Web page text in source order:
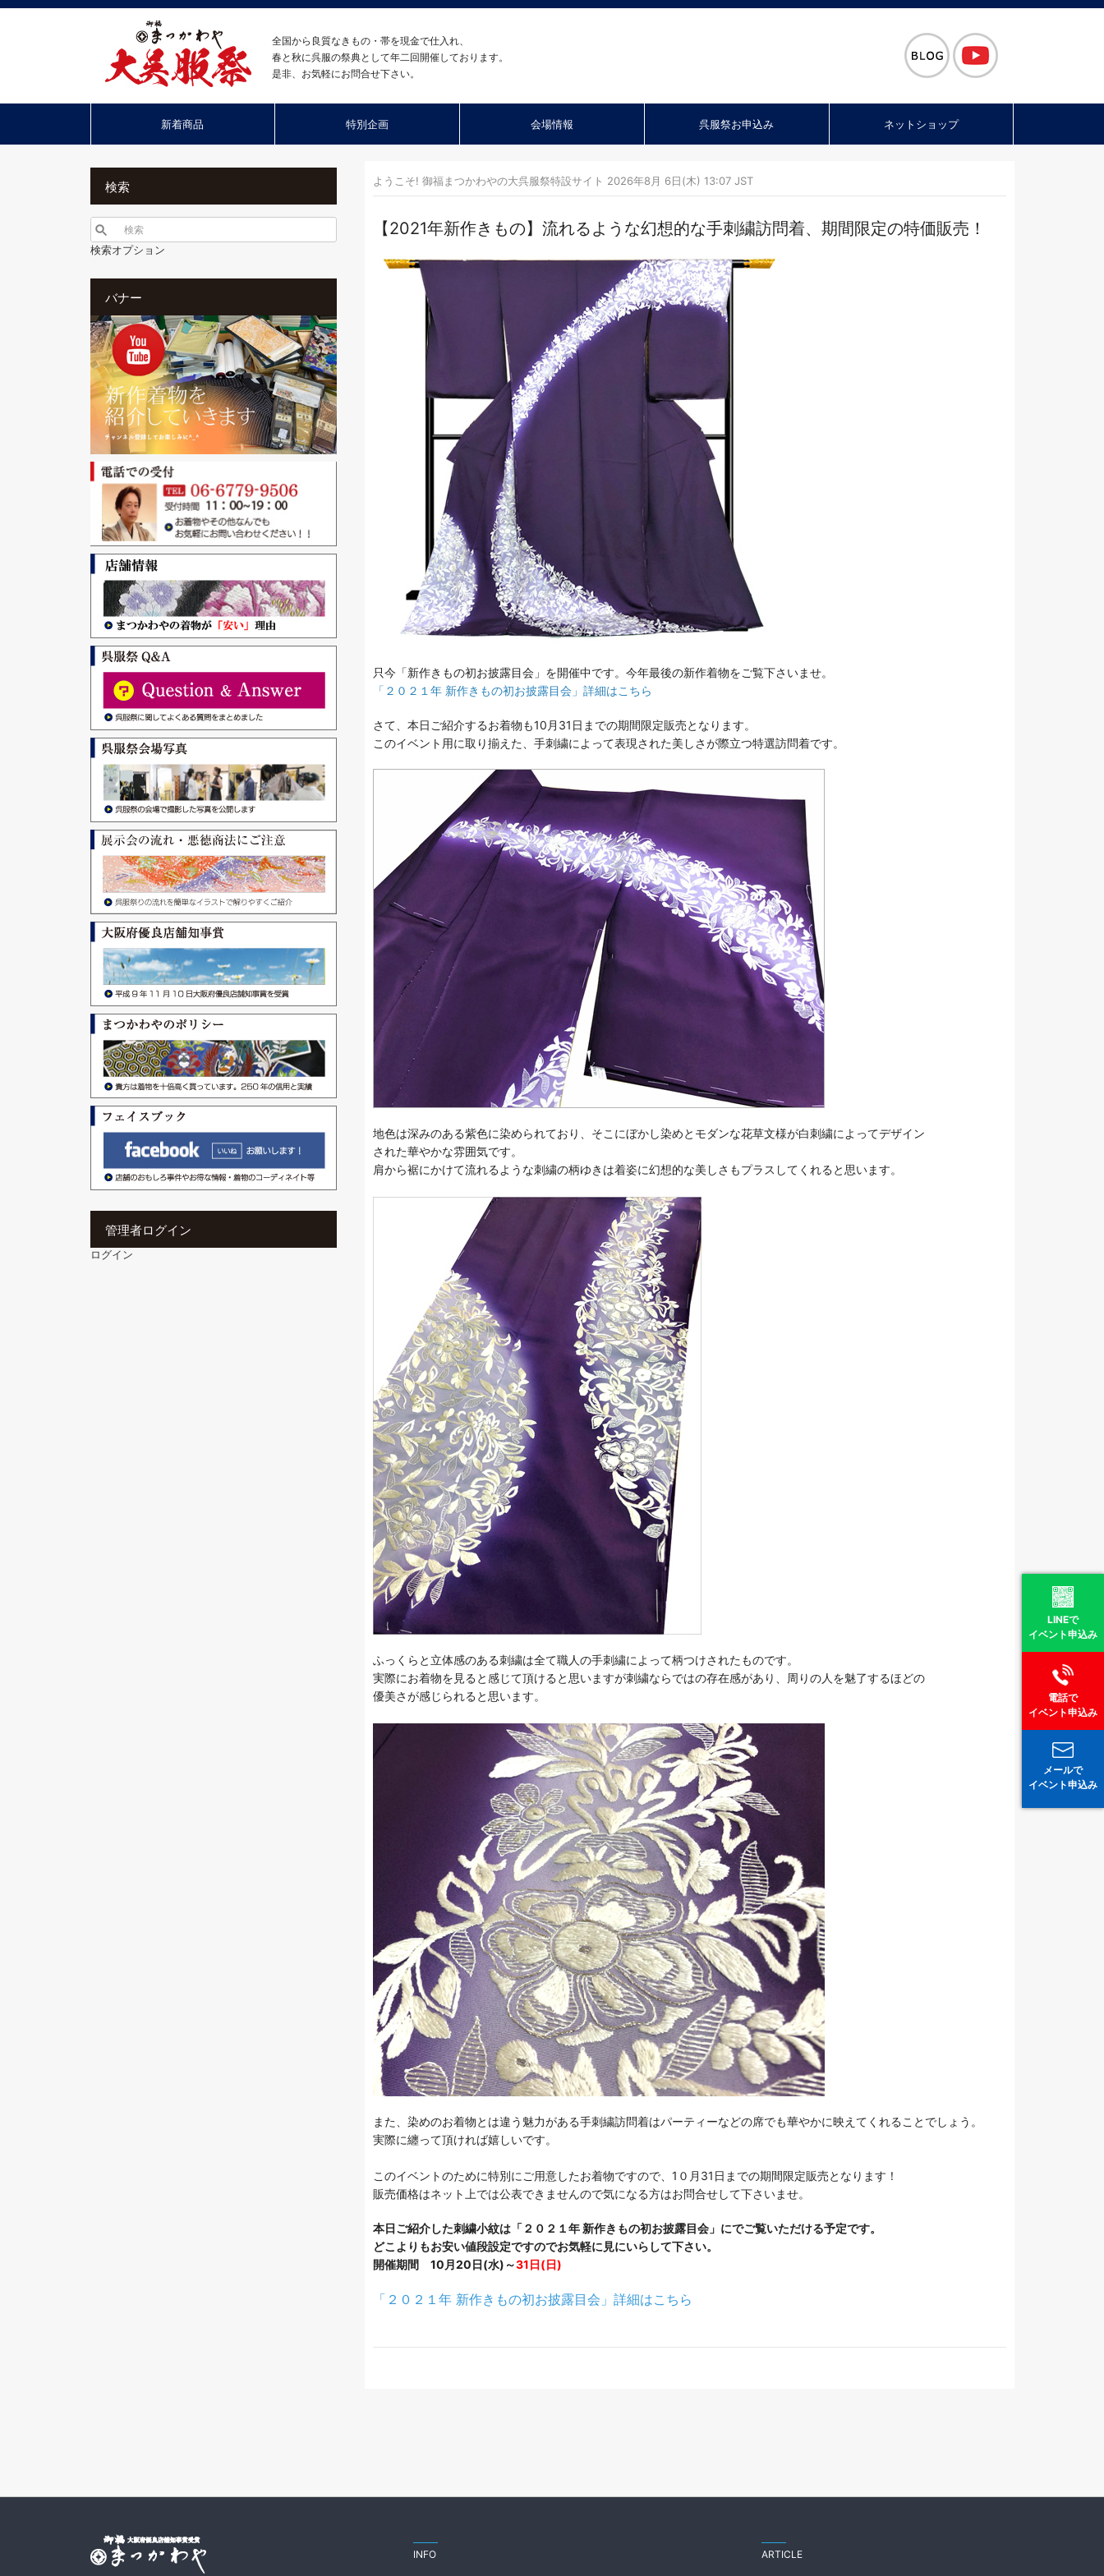
全国から良質なきもの・帯を現金で仕入れ、
春と秋に呉服の祭典として年二回開催しております。
是非、お気軽にお問合せ下さい。
新着商品 特別企画 会場情報 呉服祭お申込み ネットショップ
LINEで
イベント申込み
電話で
イベント申込み
メールで
イベント申込み
ようこそ! 御福まつかわやの大呉服祭特設サイト 2026年8月 6日(木) 13:07 JST
【2021年新作きもの】流れるような幻想的な手刺繍訪問着、期間限定の特価販売！
只今「新作きもの初お披露目会」を開催中です。今年最後の新作着物をご覧下さいませ。
「２０２１年 新作きもの初お披露目会」詳細はこちら
さて、本日ご紹介するお着物も10月31日までの期間限定販売となります。
このイベント用に取り揃えた、手刺繍によって表現された美しさが際立つ特選訪問着です。
地色は深みのある紫色に染められており、そこにぼかし染めとモダンな花草文様が白刺繍によってデザイン
された華やかな雰囲気です。
肩から裾にかけて流れるような刺繍の柄ゆきは着姿に幻想的な美しさもプラスしてくれると思います。
ふっくらと立体感のある刺繍は全て職人の手刺繍によって柄つけされたものです。
実際にお着物を見ると感じて頂けると思いますが刺繍ならではの存在感があり、周りの人を魅了するほどの
優美さが感じられると思います。
また、染めのお着物とは違う魅力がある手刺繍訪問着はパーティーなどの席でも華やかに映えてくれることでしょう。
実際に纏って頂ければ嬉しいです。
このイベントのために特別にご用意したお着物ですので、1０月31日までの期間限定販売となります！
販売価格はネット上では公表できませんので気になる方はお問合せして下さいませ。
本日ご紹介した刺繍小紋は「２０２１年 新作きもの初お披露目会」にでご覧いただける予定です。
どこよりもお安い値段設定ですのでお気軽に見にいらして下さい。
開催期間 10月20日(水)～31日(日)
「２０２１年 新作きもの初お披露目会」詳細はこちら
検索
検索オプション
バナー
管理者ログイン
ログイン
INFO ARTICLE